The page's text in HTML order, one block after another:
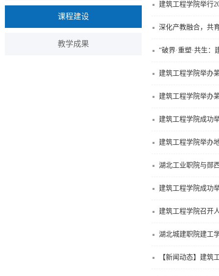
课程建设
教学成果
建筑工程学院举行
深化产教融合，共
“破界·重塑·共生
建筑工程学院举办
建筑工程学院举办
建筑工程学院成功
建筑工程学院举办
湖北工业职院与郧
建筑工程学院成功
建筑工程学院召开
湖北城建职院建工
【新闻动态】建筑